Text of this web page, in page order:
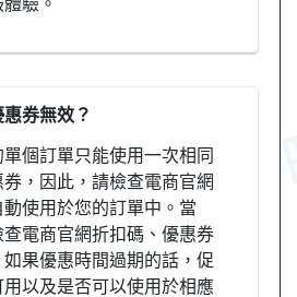
券無效？
個訂單只能使用一次相同
，因此，請檢查電商官網
使用於您的訂單中。當
電商官網折扣碼、優惠券
果優惠時間過期的話，促
以及是否可以使用於相應